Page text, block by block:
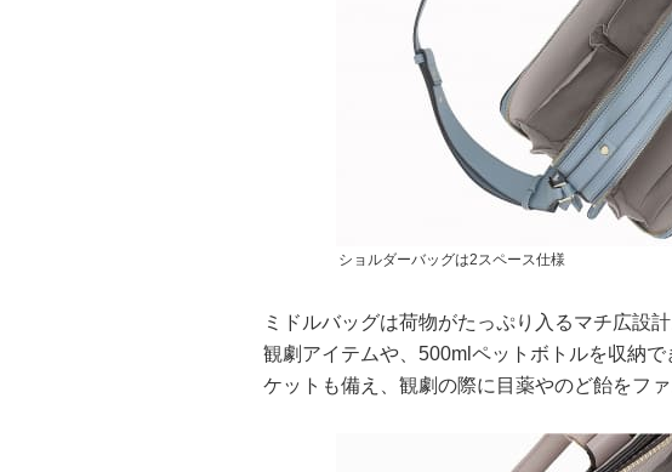
ショルダーバッグは2スペース仕様
ミドルバッグは荷物がたっぷり入るマチ広設
観劇アイテムや、500mlペットボトルを収納
ケットも備え、観劇の際に目薬やのど飴をフ